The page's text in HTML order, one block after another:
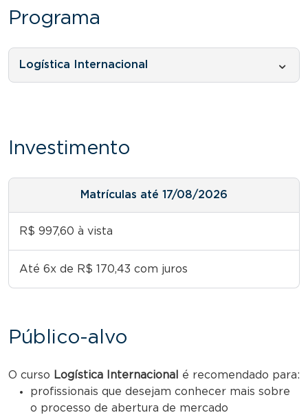
Programa
Logística Internacional
Investimento
Matrículas até 17/08/2026
R$ 997,60 à vista
Até 6x de R$ 170,43 com juros
Público-alvo
O curso Logística Internacional
é recomendado para:
profissionais que desejam conhecer mais sobre
o processo de abertura de mercado